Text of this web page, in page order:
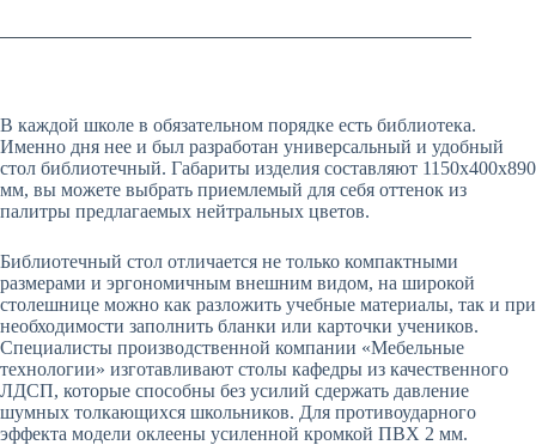
В каждой школе в обязательном порядке есть библиотека.
Именно дня нее и был разработан универсальный и удобный
стол библиотечный. Габариты изделия составляют 1150х400х890
мм, вы можете выбрать приемлемый для себя оттенок из
палитры предлагаемых нейтральных цветов.
Библиотечный стол отличается не только компактными
размерами и эргономичным внешним видом, на широкой
столешнице можно как разложить учебные материалы, так и при
необходимости заполнить бланки или карточки учеников.
Специалисты производственной компании «Мебельные
технологии» изготавливают столы кафедры из качественного
ЛДСП, которые способны без усилий сдержать давление
шумных толкающихся школьников. Для противоударного
эффекта модели оклеены усиленной кромкой ПВХ 2 мм.